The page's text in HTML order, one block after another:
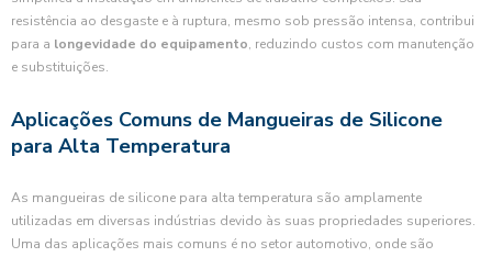
resistência ao desgaste e à ruptura, mesmo sob pressão intensa, contribui
para a longevidade do equipamento, reduzindo custos com manutenção
e substituições.
Aplicações Comuns de Mangueiras de Silicone
para Alta Temperatura
As mangueiras de silicone para alta temperatura são amplamente
utilizadas em diversas indústrias devido às suas propriedades superiores.
Uma das aplicações mais comuns é no setor automotivo, onde são